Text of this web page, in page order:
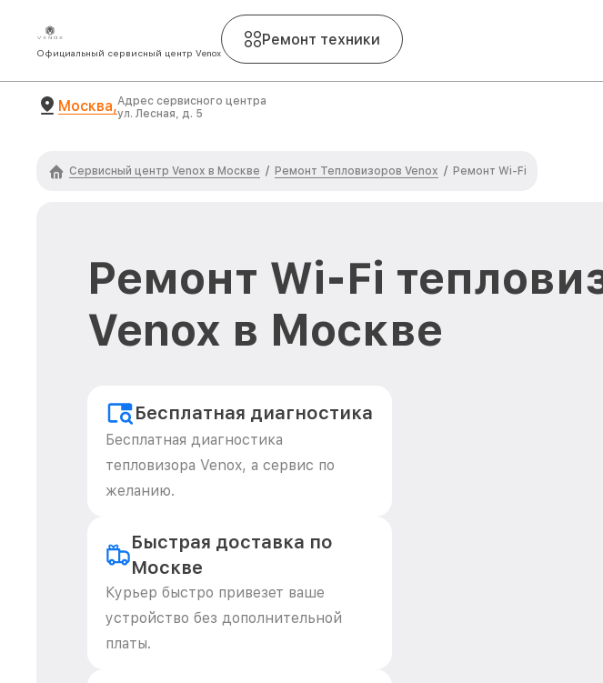
Официальный сервисный центр Venox
Ремонт техники
Москва,Адрес сервисного центра
ул. Лесная, д. 5
Сервисный центр Venox в Москве / Ремонт Тепловизоров Venox / Ремонт Wi-Fi
Ремонт Wi-Fi
Venox в Москве
Бесплатная диагностика
Бесплатная диагностика
тепловизора Venox, а сервис по
желанию.
Быстрая доставка по
Москве
Курьер быстро привезет ваше
устройство без дополнительной
платы.